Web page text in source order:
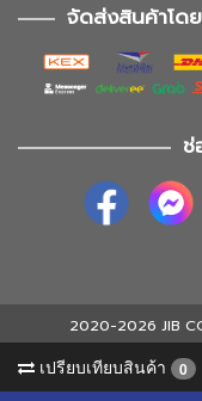
จัดส่งสินค้าโดย
ช่
2020-2026 JIB
เปรียบเทียบสินค้า 0